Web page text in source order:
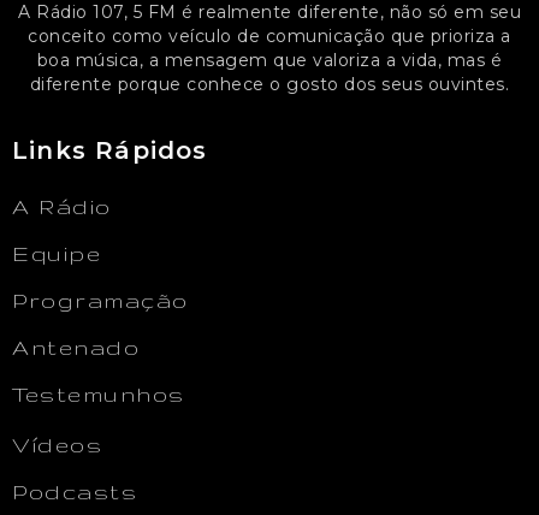
A Rádio 107, 5 FM é realmente diferente, não só em seu
conceito como veículo de comunicação que prioriza a
boa música, a mensagem que valoriza a vida, mas é
diferente porque conhece o gosto dos seus ouvintes.
Links Rápidos
A Rádio
Equipe
Programação
Antenado
Testemunhos
Vídeos
Podcasts